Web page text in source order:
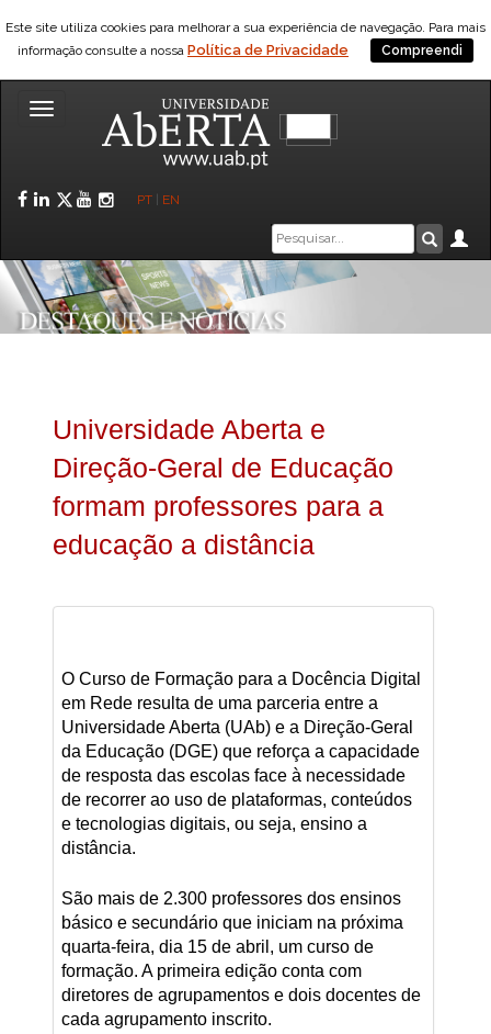
Este site utiliza cookies para melhorar a sua experiência de navegação. Para mais
informação consulte a nossa Política de Privacidade Compreendi
Toggle
Facebook
LinkedIn
Twitter
YouTube
Instagram
PT EN
Caixa
de
pesquisa
Universidade Aberta e
Direção-Geral de Educação
formam professores para a
educação a distância
O Curso de Formação para a Docência Digital
em Rede resulta de uma parceria entre a
Universidade Aberta (UAb) e a Direção-Geral
da Educação (DGE) que reforça a capacidade
de resposta das escolas face à necessidade
de recorrer ao uso de plataformas, conteúdos
e tecnologias digitais, ou seja, ensino a
distância.
São mais de 2.300 professores dos ensinos
básico e secundário que iniciam na próxima
quarta-feira, dia 15 de abril, um curso de
formação. A primeira edição conta com
diretores de agrupamentos e dois docentes de
cada agrupamento inscrito.